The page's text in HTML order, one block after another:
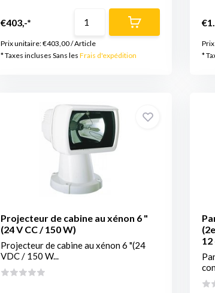
€403,-*
Prix unitaire:€403,00/Article
* Taxes incluses Sans les Frais d'expédition
*
Projecteur de cabine au xénon 6 "
(24 V CC / 150 W)
Projecteur de cabine au xénon 6 "(24
VDC / 150 W...